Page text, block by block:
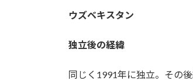
ウズベキスタン
独立後の経緯
同じく1991年に独立。その